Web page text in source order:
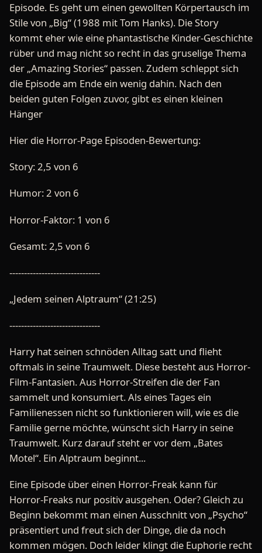
Episode. Es geht um einen gewollten Körpertausch im
Stile von „Big“ (1988 mit Tom Hanks). Die Story
kommt eher wie eine phantastische Kinder-Geschichte
rüber und mag nicht so recht in das gruselige Thema
der „Amazing Stories“ passen. Zudem schleppt sich
die Episode am Ende ein wenig dahin. Nach den
beiden guten Folgen zuvor, gibt es einen kleinen
Hänger
Hier die Horror-Page Episoden-Bewertung:
Story: 2,5 von 6
Humor: 2 von 6
Horror-Faktor: 1 von 6
Gesamt: 2,5 von 6
-------------------------------
„Jedem seinen Alptraum“ (21:25)
-------------------------------
Harry hat seinen schnöden Alltag satt und flieht
oftmals in seine Traumwelt. Diese besteht aus Horror-
Film-Fantasien. Aus Horror-Streifen die der Fan
sammelt und konsumiert. Als eines Tages ein
Familienessen nicht so funktionieren will, wie es die
Familie gerne möchte, wünscht sich Harry in seine
Traumwelt. Kurz darauf steht er vor dem „Bates
Motel“. Ein Alptraum beginnt...
Eine Episode über einen Horror-Freak kann für
Horror-Freaks nur positiv ausgehen. Oder? Gleich zu
Beginn bekommt man einen Ausschnitt von „Psycho“
präsentiert und freut sich der Dinge, die da noch
kommen mögen. Doch leider klingt die Euphorie recht